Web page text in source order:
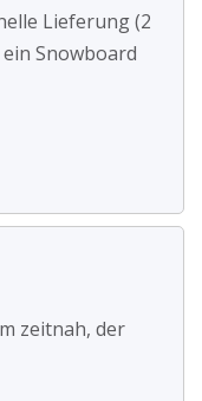
Lieferung (2
Snowboard
zeitnah, der